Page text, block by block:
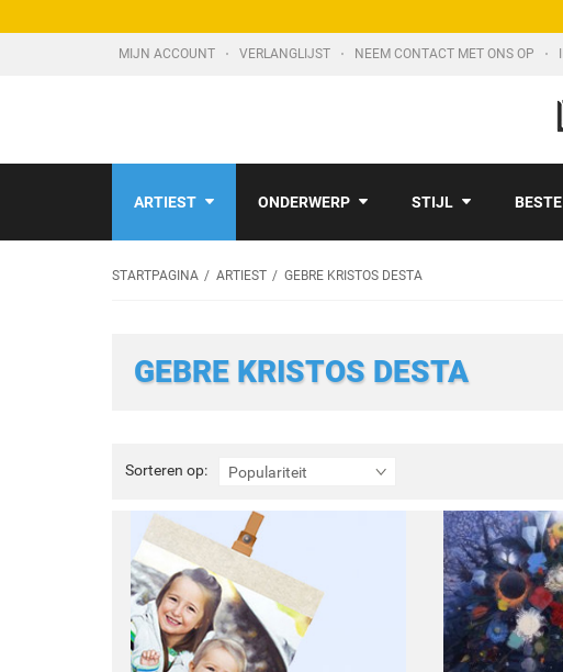
MIJN ACCOUNT VERLANGLIJST NEEM CONTACT MET ONS OP
ARTIEST ONDERWERP STIJL BESTE
STARTPAGINA ARTIEST GEBRE KRISTOS DESTA
GEBRE KRISTOS DESTA
Sorteren op: Populariteit
Sorteren
op: